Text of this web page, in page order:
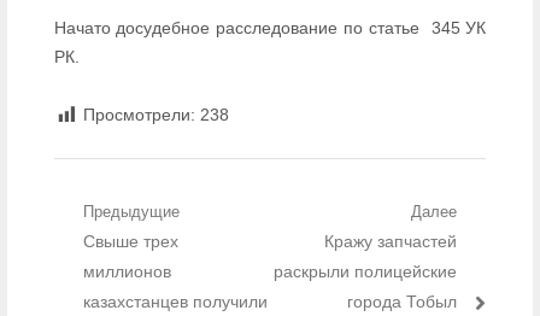
Начато досудебное расследование по статье
345 УК
РК.
Просмотрели: 238
Навигация по записям
Предыдущие
Предыдущий пост:
Свыше трех
миллионов
казахстанцев получили
Далее
Следующий пост:
Кражу запчастей
раскрыли полицейские
города Тобыл